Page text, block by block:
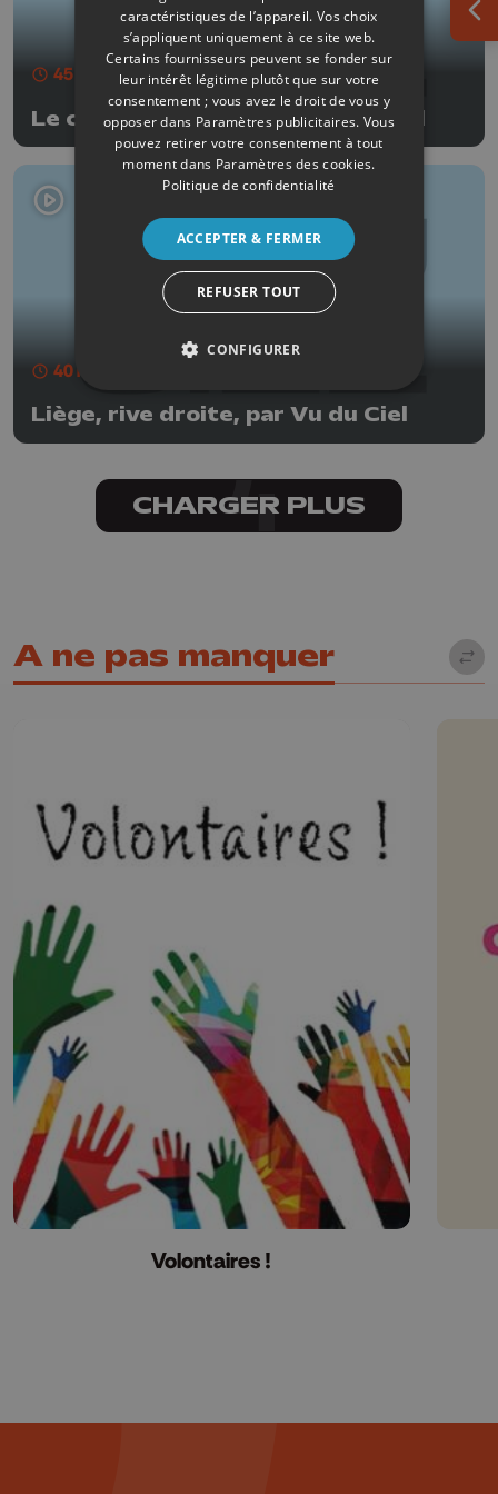
45 min - Publié le 03/08/2025
Le centre de Liège, par Vu du Ciel
40 min
Liège, rive droite, par Vu du Ciel
CHARGER PLUS
A ne pas manquer
Volontaires !
caractéristiques de l’appareil. Vos choix
s’appliquent uniquement à ce site web.
Certains fournisseurs peuvent se fonder sur
leur intérêt légitime plutôt que sur votre
consentement ; vous avez le droit de vous y
opposer dans Paramètres publicitaires. Vous
pouvez retirer votre consentement à tout
moment dans Paramètres des cookies.
Politique de confidentialité
ACCEPTER & FERMER
REFUSER TOUT
CONFIGURER